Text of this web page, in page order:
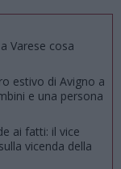
Varese cosa
estivo di Avigno a
e una persona
ai fatti: il vice
vicenda della